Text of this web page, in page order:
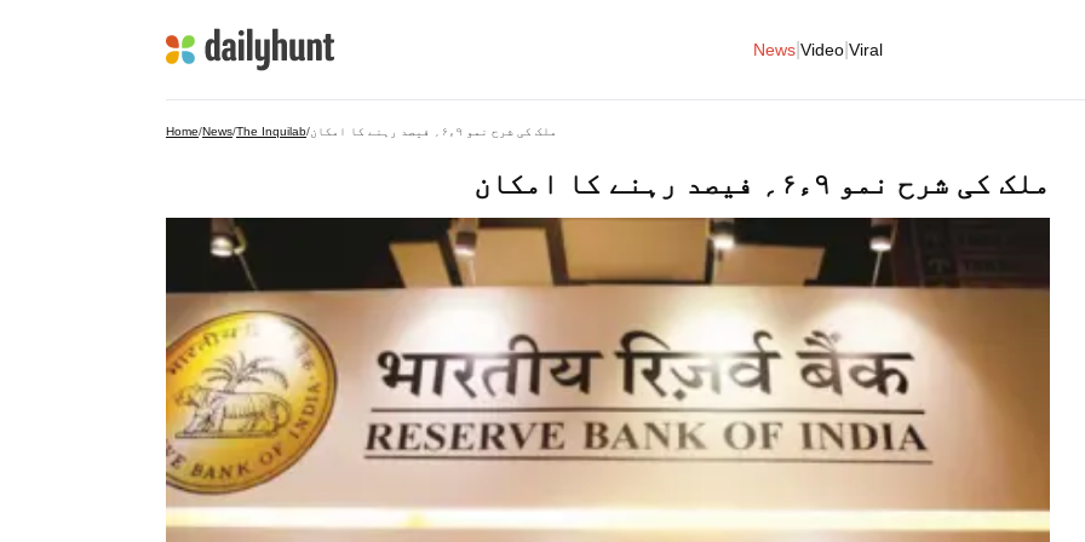
News Video Viral
Home/News/The Inquilab/ ملک کی شرح نمو ۹ء۶؍ فیصد رہنے کا امکان
ملک کی شرح نمو ۹ء۶؍ فیصد رہنے کا امکان